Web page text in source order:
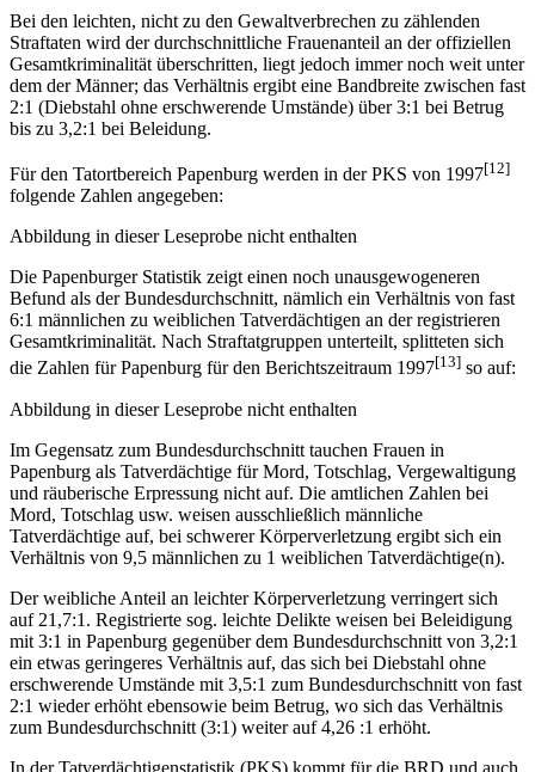
Bei den leichten, nicht zu den Gewaltverbrechen zu zählenden
Straftaten wird der durchschnittliche Frauenanteil an der offiziellen
Gesamtkriminalität überschritten, liegt jedoch immer noch weit unter
dem der Männer; das Verhältnis ergibt eine Bandbreite zwischen fast
2:1 (Diebstahl ohne erschwerende Umstände) über 3:1 bei Betrug
bis zu 3,2:1 bei Beleidung.
Für den Tatortbereich Papenburg werden in der PKS von 1997[12]
folgende Zahlen angegeben:
Abbildung in dieser Leseprobe nicht enthalten
Die Papenburger Statistik zeigt einen noch unausgewogeneren
Befund als der Bundesdurchschnitt, nämlich ein Verhältnis von fast
6:1 männlichen zu weiblichen Tatverdächtigen an der registrieren
Gesamtkriminalität. Nach Straftatgruppen unterteilt, splitteten sich
die Zahlen für Papenburg für den Berichtszeitraum 1997[13] so auf:
Abbildung in dieser Leseprobe nicht enthalten
Im Gegensatz zum Bundesdurchschnitt tauchen Frauen in
Papenburg als Tatverdächtige für Mord, Totschlag, Vergewaltigung
und räuberische Erpressung nicht auf. Die amtlichen Zahlen bei
Mord, Totschlag usw. weisen ausschließlich männliche
Tatverdächtige auf, bei schwerer Körperverletzung ergibt sich ein
Verhältnis von 9,5 männlichen zu 1 weiblichen Tatverdächtige(n).
Der weibliche Anteil an leichter Körperverletzung verringert sich
auf 21,7:1. Registrierte sog. leichte Delikte weisen bei Beleidigung
mit 3:1 in Papenburg gegenüber dem Bundesdurchschnitt von 3,2:1
ein etwas geringeres Verhältnis auf, das sich bei Diebstahl ohne
erschwerende Umstände mit 3,5:1 zum Bundesdurchschnitt von fast
2:1 wieder erhöht ebensowie beim Betrug, wo sich das Verhältnis
zum Bundesdurchschnitt (3:1) weiter auf 4,26 :1 erhöht.
In der Tatverdächtigenstatistik (PKS) kommt für die BRD und auch